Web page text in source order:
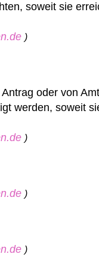
soweit sie
)
oder von
werden, soweit
)
)
)